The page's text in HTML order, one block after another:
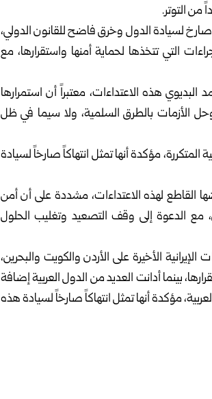
من التوتر.‏
صارخ لسيادة ‏الدول وخرق فاضح للقانون الدولي،
التي تتخذها لحماية أمنها واستقرارها، مع
هذه ‏الاعتداءات، معتبراً أن استمرارها
وحل الأزمات بالطرق السلمية، ولا سيما في ظل
‏مؤكدة أنها تمثل انتهاكاً صارخاً لسيادة
القاطع لهذه ‏الاعتداءات، مشددة على أن أمن
مع الدعوة إلى وقف التصعيد وتغليب الحلول
‏الأخيرة على الأردن ‏والكويت والبحرين،
بينما أدانت العديد من الدول العربية إضافة
مؤكدة أنها تمثل ‏انتهاكاً صارخاً لسيادة هذه